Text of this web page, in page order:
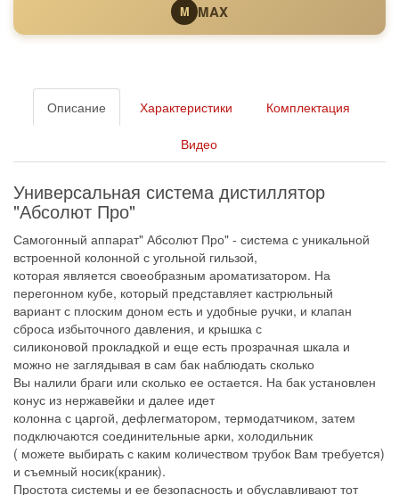
M MAX
Описание Характеристики Комплектация
Видео
Универсальная система дистиллятор
"Абсолют Про"
Самогонный аппарат" Абсолют Про" - система с уникальной
встроенной колонной с угольной гильзой,
которая является своеобразным ароматизатором. На
перегонном кубе, который представляет кастрюльный
вариант с плоским доном есть и удобные ручки, и клапан
сброса избыточного давления, и крышка с
силиконовой прокладкой и еще есть прозрачная шкала и
можно не заглядывая в сам бак наблюдать сколько
Вы налили браги или сколько ее остается. На бак установлен
конус из нержавейки и далее идет
колонна с царгой, дефлегматором, термодатчиком, затем
подключаются соединительные арки, холодильник
( можете выбирать с каким количеством трубок Вам требуется)
и съемный носик(краник).
Простота системы и ее безопасность и обуславливают тот